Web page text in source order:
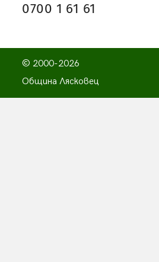
0700 1 61 61
© 2000-2026
Община Лясковец